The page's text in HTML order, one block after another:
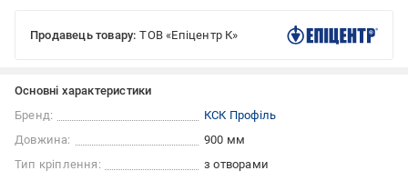
Продавець товару: ТОВ «Епіцентр К»
Основні характеристики
Бренд:
КСК Профіль
Довжина:
900 мм
Тип кріплення:
з отворами